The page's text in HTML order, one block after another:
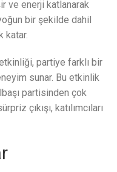
ve enerji katlanarak
bir şekilde dahil
katar.
partiye farklı bir
sunar. Bu etkinlik
partisinden çok
çıkışı, katılımcıları